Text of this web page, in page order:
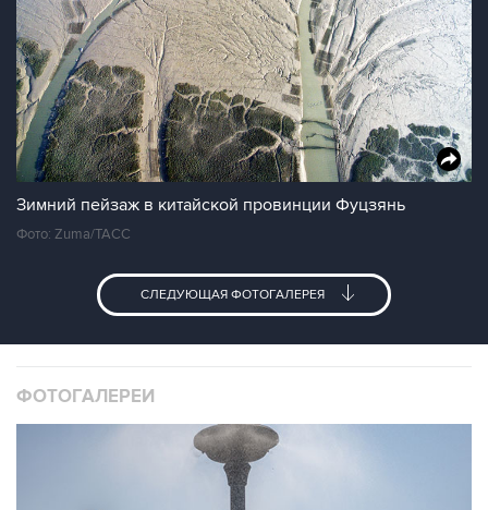
Зимний пейзаж в китайской провинции Фуцзянь
Фото: Zuma/ТАСС
СЛЕДУЮЩАЯ ФОТОГАЛЕРЕЯ
ФОТОГАЛЕРЕИ